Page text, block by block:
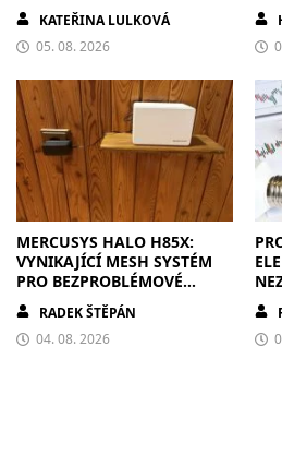
KATEŘINA LULKOVÁ
05. 08. 2026
MERCUSYS HALO H85X:
VYNIKAJÍCÍ MESH SYSTÉM
PRO BEZPROBLÉMOVÉ
PŘIPOJENÍ V KAŽDÉ
DOMÁCNOSTI
RADEK ŠTĚPÁN
04. 08. 2026